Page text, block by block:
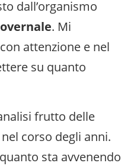
dall’organismo
. Mi
attenzione e nel
su quanto
frutto delle
corso degli anni.
sta avvenendo